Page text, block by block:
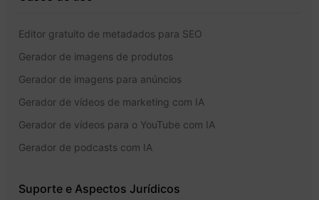
Editor gratuito de metadados para SEO
Gerador de imagens de produtos
Gerador de imagens para anúncios
Gerador de vídeos de marketing com IA
Gerador de vídeos para o YouTube com IA
Gerador de podcasts com IA
Suporte e Aspectos Jurídicos